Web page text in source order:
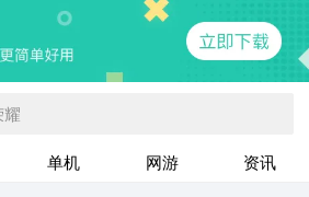
耀
单机 网游 资讯